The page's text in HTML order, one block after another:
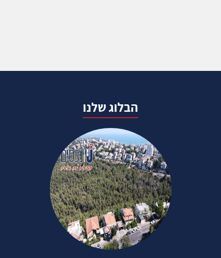
הבלוג שלנו